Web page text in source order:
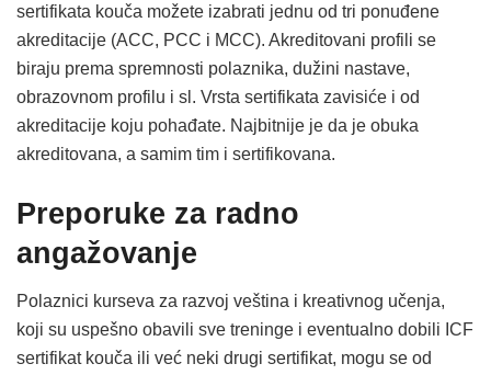
sertifikata kouča možete izabrati jednu od tri ponuđene
akreditacije (ACC, PCC i MCC). Akreditovani profili se
biraju prema spremnosti polaznika, dužini nastave,
obrazovnom profilu i sl. Vrsta sertifikata zavisiće i od
akreditacije koju pohađate. Najbitnije je da je obuka
akreditovana, a samim tim i sertifikovana.
Preporuke za radno
angažovanje
Polaznici kurseva za razvoj veština i kreativnog učenja,
koji su uspešno obavili sve treninge i eventualno dobili ICF
sertifikat kouča ili već neki drugi sertifikat, mogu se od